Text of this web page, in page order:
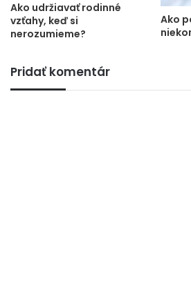
Ako udržiavať rodinné
vzťahy, keď si
nerozumieme?
Ako
Pridať komentár